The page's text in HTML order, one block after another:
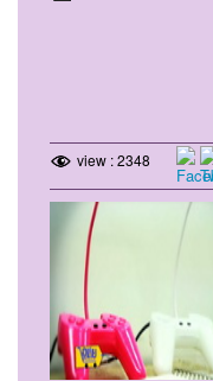
view : 2348